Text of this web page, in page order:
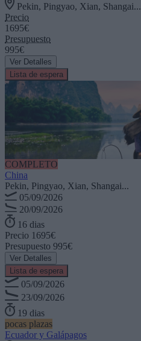
Pekin, Pingyao, Xian, Shangai...
Precio
1695€
Presupuesto
995€
Ver Detalles
Lista de espera
COMPLETO
China
Pekin, Pingyao, Xian, Shangai...
05/09/2026
20/09/2026
16 dias
Precio 1695€
Presupuesto 995€
Ver Detalles
Lista de espera
05/09/2026
23/09/2026
19 dias
pocas plazas
Ecuador y Galápagos